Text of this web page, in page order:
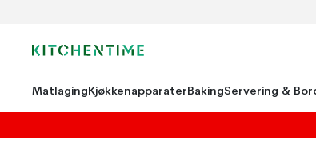
MatlagingKjøkkenapparaterBakingServering &